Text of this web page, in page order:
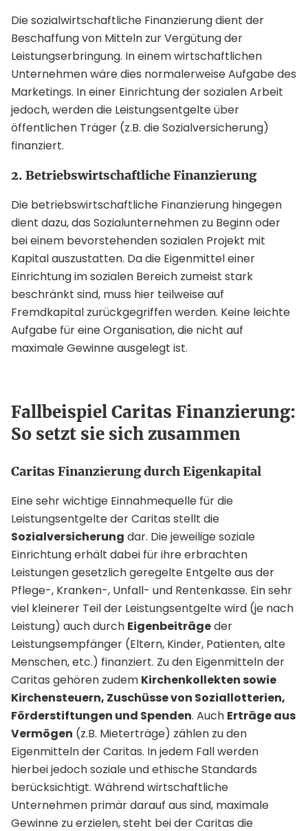
Die sozialwirtschaftliche Finanzierung dient der
Beschaffung von Mitteln zur Vergütung der
Leistungserbringung. In einem wirtschaftlichen
Unternehmen wäre dies normalerweise Aufgabe des
Marketings. In einer Einrichtung der sozialen Arbeit
jedoch, werden die Leistungsentgelte über
öffentlichen Träger (z.B. die Sozialversicherung)
finanziert.
2. Betriebswirtschaftliche Finanzierung
Die betriebswirtschaftliche Finanzierung hingegen
dient dazu, das Sozialunternehmen zu Beginn oder
bei einem bevorstehenden sozialen Projekt mit
Kapital auszustatten. Da die Eigenmittel einer
Einrichtung im sozialen Bereich zumeist stark
beschränkt sind, muss hier teilweise auf
Fremdkapital zurückgegriffen werden. Keine leichte
Aufgabe für eine Organisation, die nicht auf
maximale Gewinne ausgelegt ist.
Fallbeispiel Caritas Finanzierung:
So setzt sie sich zusammen
Caritas Finanzierung durch Eigenkapital
Eine sehr wichtige Einnahmequelle für die
Leistungsentgelte der Caritas stellt die
Sozialversicherung dar. Die jeweilige soziale
Einrichtung erhält dabei für ihre erbrachten
Leistungen gesetzlich geregelte Entgelte aus der
Pflege-, Kranken-, Unfall- und Rentenkasse. Ein sehr
viel kleinerer Teil der Leistungsentgelte wird (je nach
Leistung) auch durch Eigenbeiträgeder
Leistungsempfänger (Eltern, Kinder, Patienten, alte
Menschen, etc.) finanziert. Zu den Eigenmitteln der
Caritas gehören zudem Kirchenkollekten sowie
Kirchensteuern, Zuschüsse von Soziallotterien,
Förderstiftungen und Spenden. Auch Erträge aus
Vermögen (z.B. Mieterträge) zählen zu den
Eigenmitteln der Caritas. In jedem Fall werden
hierbei jedoch soziale und ethische Standards
berücksichtigt. Während wirtschaftliche
Unternehmen primär darauf aus sind, maximale
Gewinne zu erzielen, steht bei der Caritas die